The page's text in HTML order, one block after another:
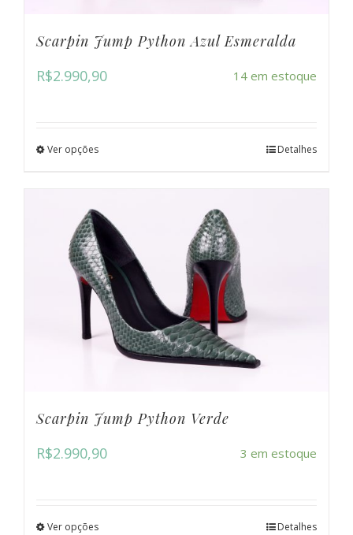
Scarpin Jump Python Azul Esmeralda
R$2.990,90 14 em estoque
Ver opções Detalhes
Scarpin Jump Python Verde
R$2.990,90 3 em estoque
Ver opções Detalhes